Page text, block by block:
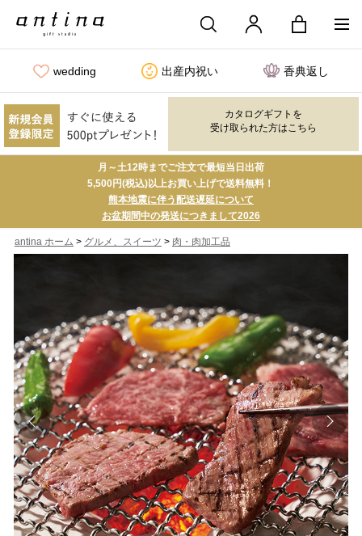
wedding 出産内祝い 香典返し
カタログギフトを
受け取られた方はこちら
月～土12時までご注文で最短当日出荷
5,500円(税込)以上お買い上げで送料無料！
熊本地震に伴う配送遅延について
お盆期間中の発送につきまして2026
antina ホーム > グルメ、スイーツ > 肉・肉加工品